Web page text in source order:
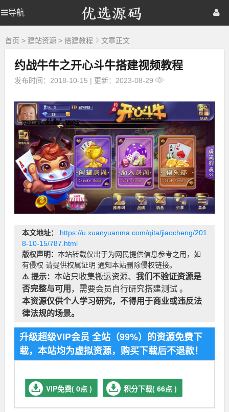
导航
优
选
码
优
选
首页 网站源码
棋牌源码 建站资源
首页 > 建站资源 > 搭建教程 文章正文
约战牛牛之开心斗牛搭建视频教程
发布时间：2018-10-15 | 更新：2023-08-29
本文地址：
https://u.xuanyuanma.com/qita/jiaocheng/201
8-10-15/787.html
版权声明： 本站转载仅出于为网民提供信息参考之用，如
有侵权 请提供权属证明 通知本站删除侵权链接。
⚠️ 提示： 本站只收集搬运资源、 我们不验证资源是
否完整与可用 ，需要会员自行研究搭建测试 。
本资源仅供个人学习研究，不得用于商业或违反法
律法规的场景。
升级超级VIP会员 全站（99%）的资源免费下
载，本站均为虚拟资源，购买下载后不退款！
VIP免费( 0点 ) 积分下载( 66点 )